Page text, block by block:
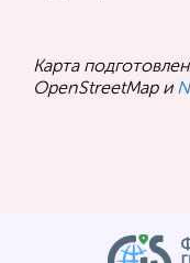
Карта
OpenStreetMap и